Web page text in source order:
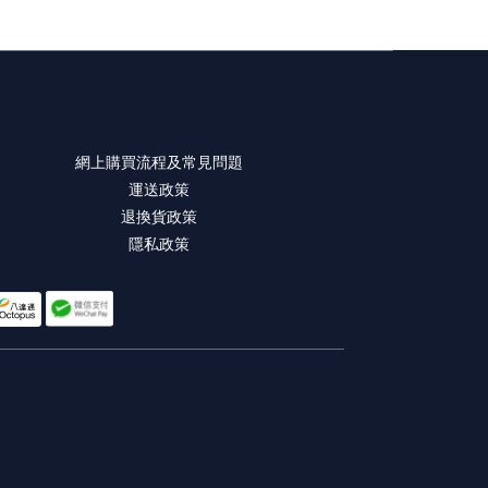
網上購買流程及常見問題
運送政策
退換貨政策
隱私政策